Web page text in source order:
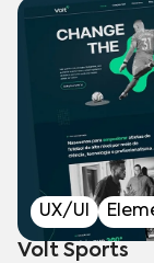
UX/UI
Volt Sports